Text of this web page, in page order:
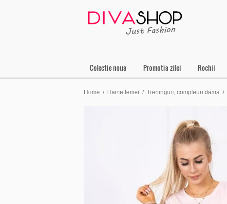
Colectie noua Promotia zilei Rochii
Home / Haine femei / Treninguri, compleuri dama /